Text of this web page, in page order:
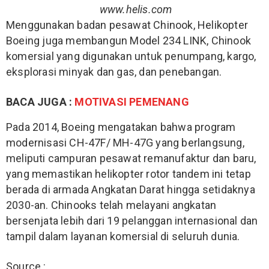
www.helis.com
Menggunakan badan pesawat Chinook, Helikopter
Boeing juga membangun Model 234 LINK, Chinook
komersial yang digunakan untuk penumpang, kargo,
eksplorasi minyak dan gas, dan penebangan.
BACA JUGA : MOTIVASI PEMENANG
Pada 2014, Boeing mengatakan bahwa program
modernisasi CH-47F/ MH-47G yang berlangsung,
meliputi campuran pesawat remanufaktur dan baru,
yang memastikan helikopter rotor tandem ini tetap
berada di armada Angkatan Darat hingga setidaknya
2030-an. Chinooks telah melayani angkatan
bersenjata lebih dari 19 pelanggan internasional dan
tampil dalam layanan komersial di seluruh dunia.
Source :